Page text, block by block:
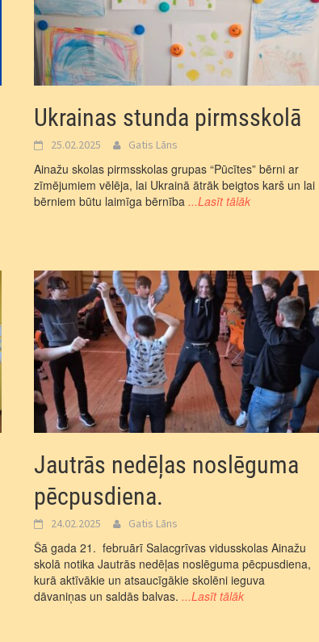
Ukrainas stunda pirmsskolā
25.02.2025 Gatis Lāns
Ainažu skolas pirmsskolas grupas “Pūcītes” bērni ar
zīmējumiem vēlēja, lai Ukrainā ātrāk beigtos karš un lai
bērniem būtu laimīga bērnība...Lasīt tālāk
Jautrās nedēļas noslēguma
pēcpusdiena.
24.02.2025 Gatis Lāns
Šā gada 21. februārī Salacgrīvas vidusskolas Ainažu
skolā notika Jautrās nedēļas noslēguma pēcpusdiena,
kurā aktīvākie un atsaucīgākie skolēni ieguva
dāvaniņas un saldās balvas. ...Lasīt tālāk